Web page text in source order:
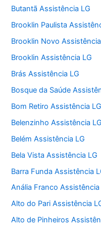
Butantã Assistência LG
Brooklin Paulista
Brooklin Novo
Brooklin Assistência LG
Brás Assistência LG
Bosque da Saúde
Bom Retiro Assistência LG
Belenzinho Assistência LG
Belém Assistência LG
Bela Vista Assistência LG
Barra Funda Assistência
Anália Franco Assistência
Alto do Pari Assistência
Alto de Pinheiros